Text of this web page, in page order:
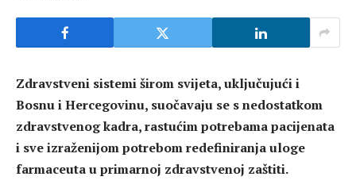
Zdravstveni sistemi širom svijeta, uključujući i
Bosnu i Hercegovinu, suočavaju se s nedostatkom
zdravstvenog kadra, rastućim potrebama pacijenata
i sve izraženijom potrebom redefiniranja uloge
farmaceuta u primarnoj zdravstvenoj zaštiti.